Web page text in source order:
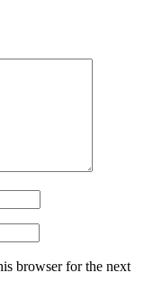
browser for the next